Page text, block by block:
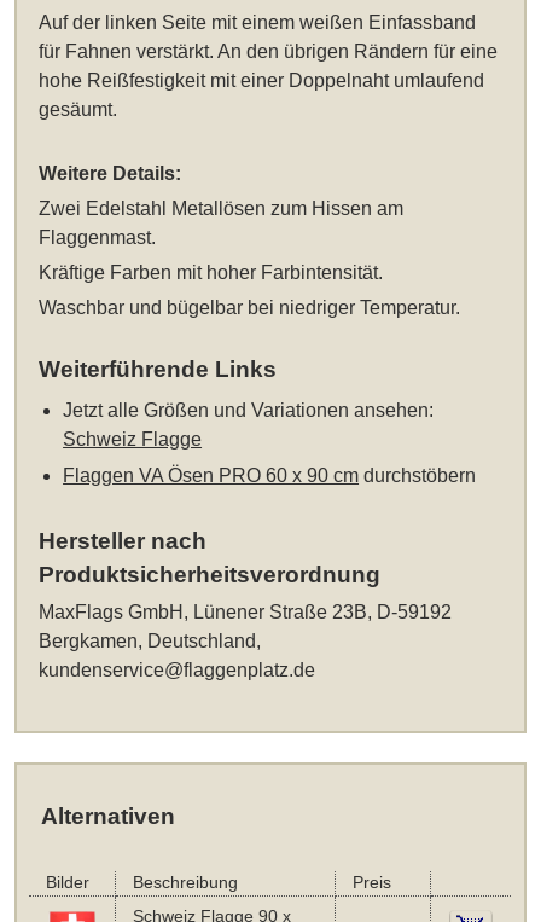
Auf der linken Seite mit einem weißen Einfassband
für Fahnen verstärkt. An den übrigen Rändern für eine
hohe Reißfestigkeit mit einer Doppelnaht umlaufend
gesäumt.
Weitere Details:
Zwei Edelstahl Metallösen zum Hissen am
Flaggenmast.
Kräftige Farben mit hoher Farbintensität.
Waschbar und bügelbar bei niedriger Temperatur.
Weiterführende Links
Jetzt alle Größen und Variationen ansehen:
Schweiz Flagge
Flaggen VA Ösen PRO 60 x 90 cm durchstöbern
Hersteller nach
Produktsicherheitsverordnung
MaxFlags GmbH, Lünener Straße 23B, D-59192
Bergkamen, Deutschland,
kundenservice@flaggenplatz.de
Alternativen
Bilder Beschreibung
Preis
Schweiz Flagge 90 x